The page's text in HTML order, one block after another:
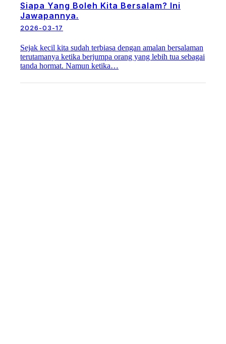
Siapa Yang Boleh Kita Bersalam? Ini
Jawapannya.
2026-03-17
Sejak kecil kita sudah terbiasa dengan amalan bersalaman
terutamanya ketika berjumpa orang yang lebih tua sebagai
tanda hormat. Namun ketika…